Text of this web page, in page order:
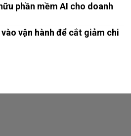
phần mềm AI cho doanh
vận hành để cắt giảm chi